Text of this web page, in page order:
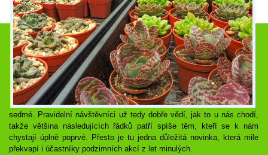
sedmé. Pravidelní návštěvníci už tedy dobře vědí, jak to u nás chodí,
takže většina následujících řádků patří spíše těm, kteří se k nám
chystají úplně poprvé. Přesto je tu jedna důležitá novinka, která mile
překvapí i účastníky podzimních akcí z let minulých.